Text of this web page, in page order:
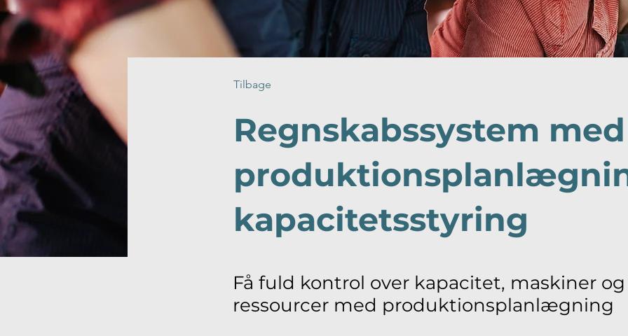
Tilbage
Regnskabssystem med
kapacitetsstyring
Få fuld kontrol over kapacitet, maskiner og
ressourcer med produktionsplanlægning